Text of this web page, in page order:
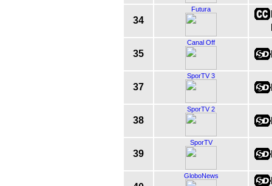
34
Futura
35
Canal Off
37
SporTV 3
38
SporTV 2
39
SporTV
GloboNews